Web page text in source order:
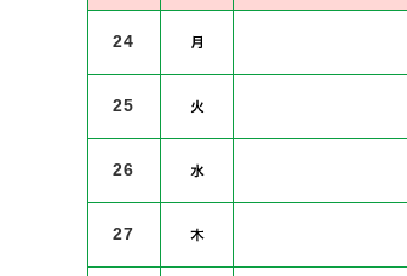
24
25
26
27